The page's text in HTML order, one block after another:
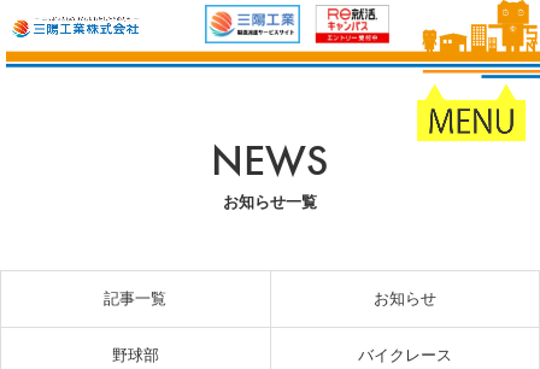
NEWS
お知らせ一覧
記事一覧 お知らせ
野球部 バイクレース